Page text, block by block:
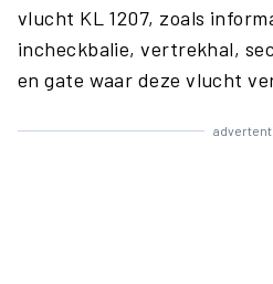
vlucht KL 1207, zoals
incheckbalie, vertrekhal,
en gate waar deze vlucht